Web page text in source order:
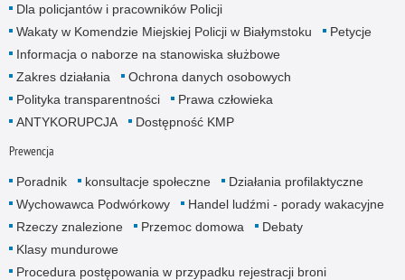
Dla policjantów i pracowników Policji
Wakaty w Komendzie Miejskiej Policji w Białymstoku
Petycje
Informacja o naborze na stanowiska służbowe
Zakres działania
Ochrona danych osobowych
Polityka transparentności
Prawa człowieka
ANTYKORUPCJA
Dostępność KMP
Prewencja
Poradnik konsultacje społeczne
Działania profilaktyczne
Wychowawca Podwórkowy
Handel ludźmi - porady wakacyjne
Rzeczy znalezione
Przemoc domowa
Debaty
Klasy mundurowe
Procedura postępowania w przypadku rejestracji broni